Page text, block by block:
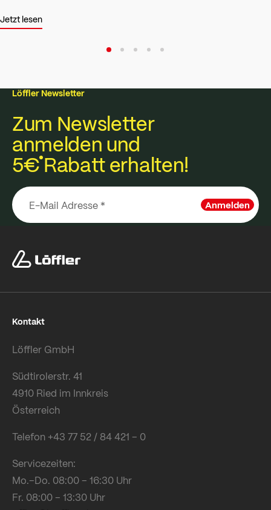
Jetzt lesen
Löffler Newsletter
Zum Newsletter
anmelden und
5€Rabatt erhalten!
Anmelden
Kontakt
Löffler GmbH
Südtirolerstr. 41
4910 Ried im Innkreis
Österreich
Telefon +43 77 52 / 84 421 – 0
Servicezeiten:
Mo.–Do. 08:00 – 16:30 Uhr
Fr. 08:00 – 13:30 Uhr